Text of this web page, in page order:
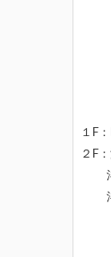
１F
２F
洋
洋